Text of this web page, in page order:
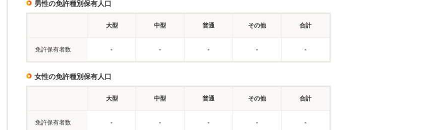
男性の免許種別保有人口
大型 中型 普通 その他 合計
免許保有者数 - - - - -
女性の免許種別保有人口
大型 中型 普通 その他 合計
免許保有者数 - - - - -